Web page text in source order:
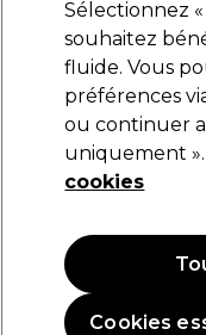
Maskology
40ml
8,99 €
Sélectionnez
souhaitez
fluide. Vous
préférences
ou continuer
uniquement ».
cookies
Cookies